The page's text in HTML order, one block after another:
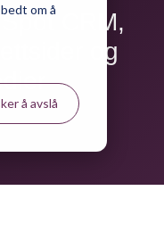
om å
å avslå
CRM,
og